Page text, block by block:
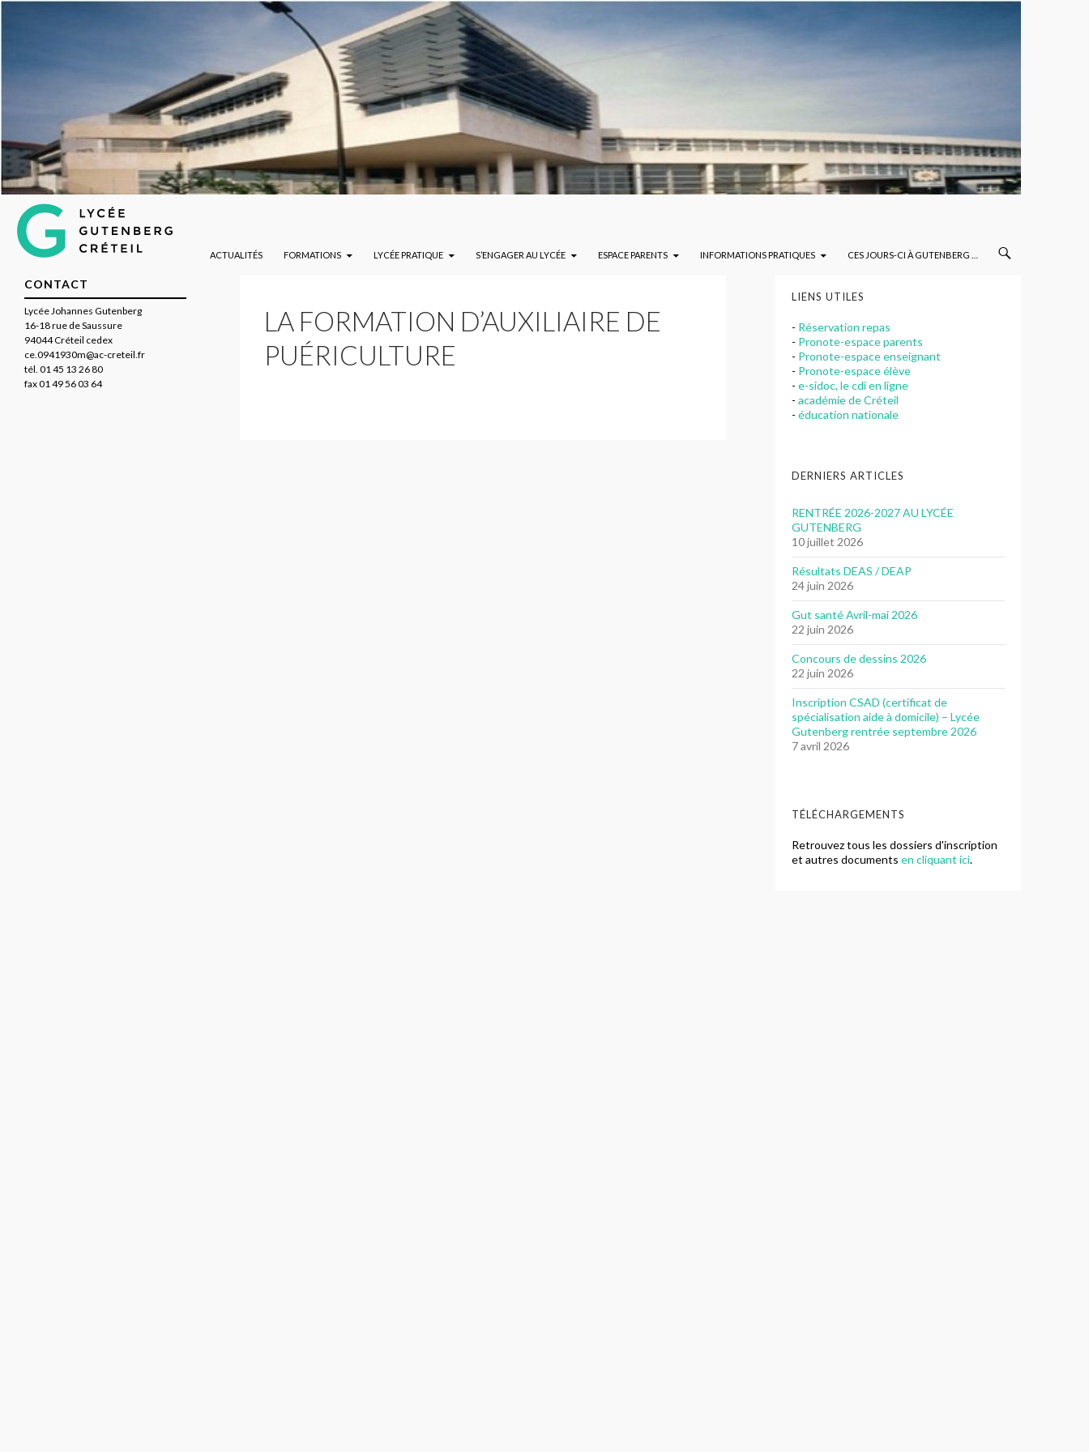
Lycée Gutenberg de Créteil
Recherche
ACTUALITÉS FORMATIONS LYCÉE PRATIQUE S’ENGAGER AU LYCÉE ESPACE PARENTS INFORMATIONS PRATIQUES CES JOURS-CI À GUTENBERG …
LA FORMATION D’AUXILIAIRE DE
PUÉRICULTURE
LIENS UTILES
- Réservation repas
- Pronote-espace parents
- Pronote-espace enseignant
- Pronote-espace élève
- e-sidoc, le cdi en ligne
- académie de Créteil
- éducation nationale
DERNIERS ARTICLES
RENTRÉE 2026-2027 AU LYCÉE
GUTENBERG
10 juillet 2026
Résultats DEAS / DEAP
24 juin 2026
Gut santé Avril-mai 2026
22 juin 2026
Concours de dessins 2026
22 juin 2026
Inscription CSAD (certificat de
spécialisation aide à domicile) – Lycée
Gutenberg rentrée septembre 2026
7 avril 2026
TÉLÉCHARGEMENTS
Retrouvez tous les dossiers d'inscription
et autres documents en cliquant ici.
CONTACT
Lycée Johannes Gutenberg
16-18 rue de Saussure
94044 Créteil cedex
ce.0941930m@ac-creteil.fr
tél. 01 45 13 26 80
fax 01 49 56 03 64